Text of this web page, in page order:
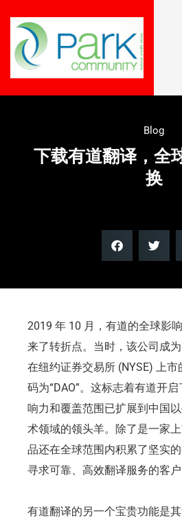
Blog
下载有道翻译，全
换
2019 年 10 月，有道的全球影
来了转折点。当时，该公司成
在纽约证券交易所 (NYSE) 上
码为“DAO”。这标志着有道开
响力和覆盖范围已扩展到中国
术领域的领头羊。除了是一家
品还在全球范围内积累了坚实
寻求可靠、高效翻译服务的客户
有道翻译的另一个宝贵功能是